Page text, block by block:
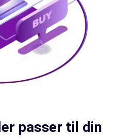
passer til din